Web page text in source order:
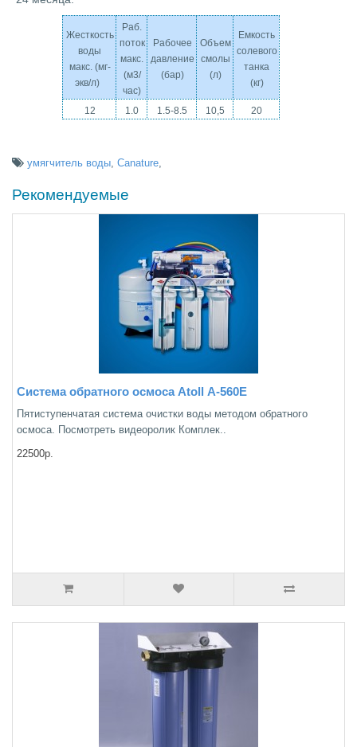
Жесткость
воды
макс. (мг-
экв/л)
Раб.
поток
макс.
(м3/
час)
Рабочее
давление
(бар)
Объем
смолы
(л)
Емкость
солевого
танка
(кг)
12 1.0 1.5-8.5 10,5 20
умягчитель воды, Canature,
Рекомендуемые
Система обратного осмоса Atoll А-560Е
Пятиступенчатая система очистки воды методом обратного
осмоса. Посмотреть видеоролик Комплек..
22500р.